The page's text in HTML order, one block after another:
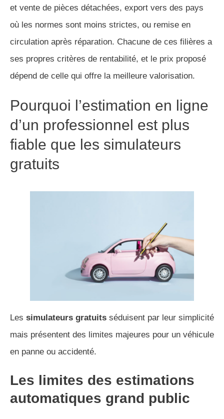
et vente de pièces détachées, export vers des pays
où les normes sont moins strictes, ou remise en
circulation après réparation. Chacune de ces filières a
ses propres critères de rentabilité, et le prix proposé
dépend de celle qui offre la meilleure valorisation.
Pourquoi l’estimation en ligne
d’un professionnel est plus
fiable que les simulateurs
gratuits
Les simulateurs gratuits séduisent par leur simplicité
mais présentent des limites majeures pour un véhicule
en panne ou accidenté.
Les limites des estimations
automatiques grand public